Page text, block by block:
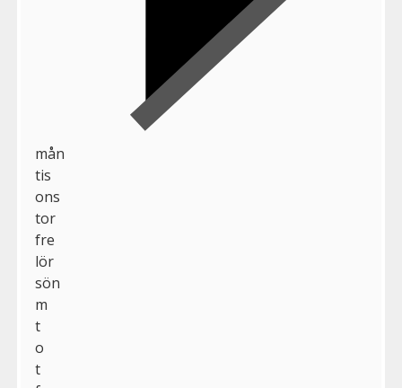
mån
tis
ons
tor
fre
lör
sön
m
t
o
t